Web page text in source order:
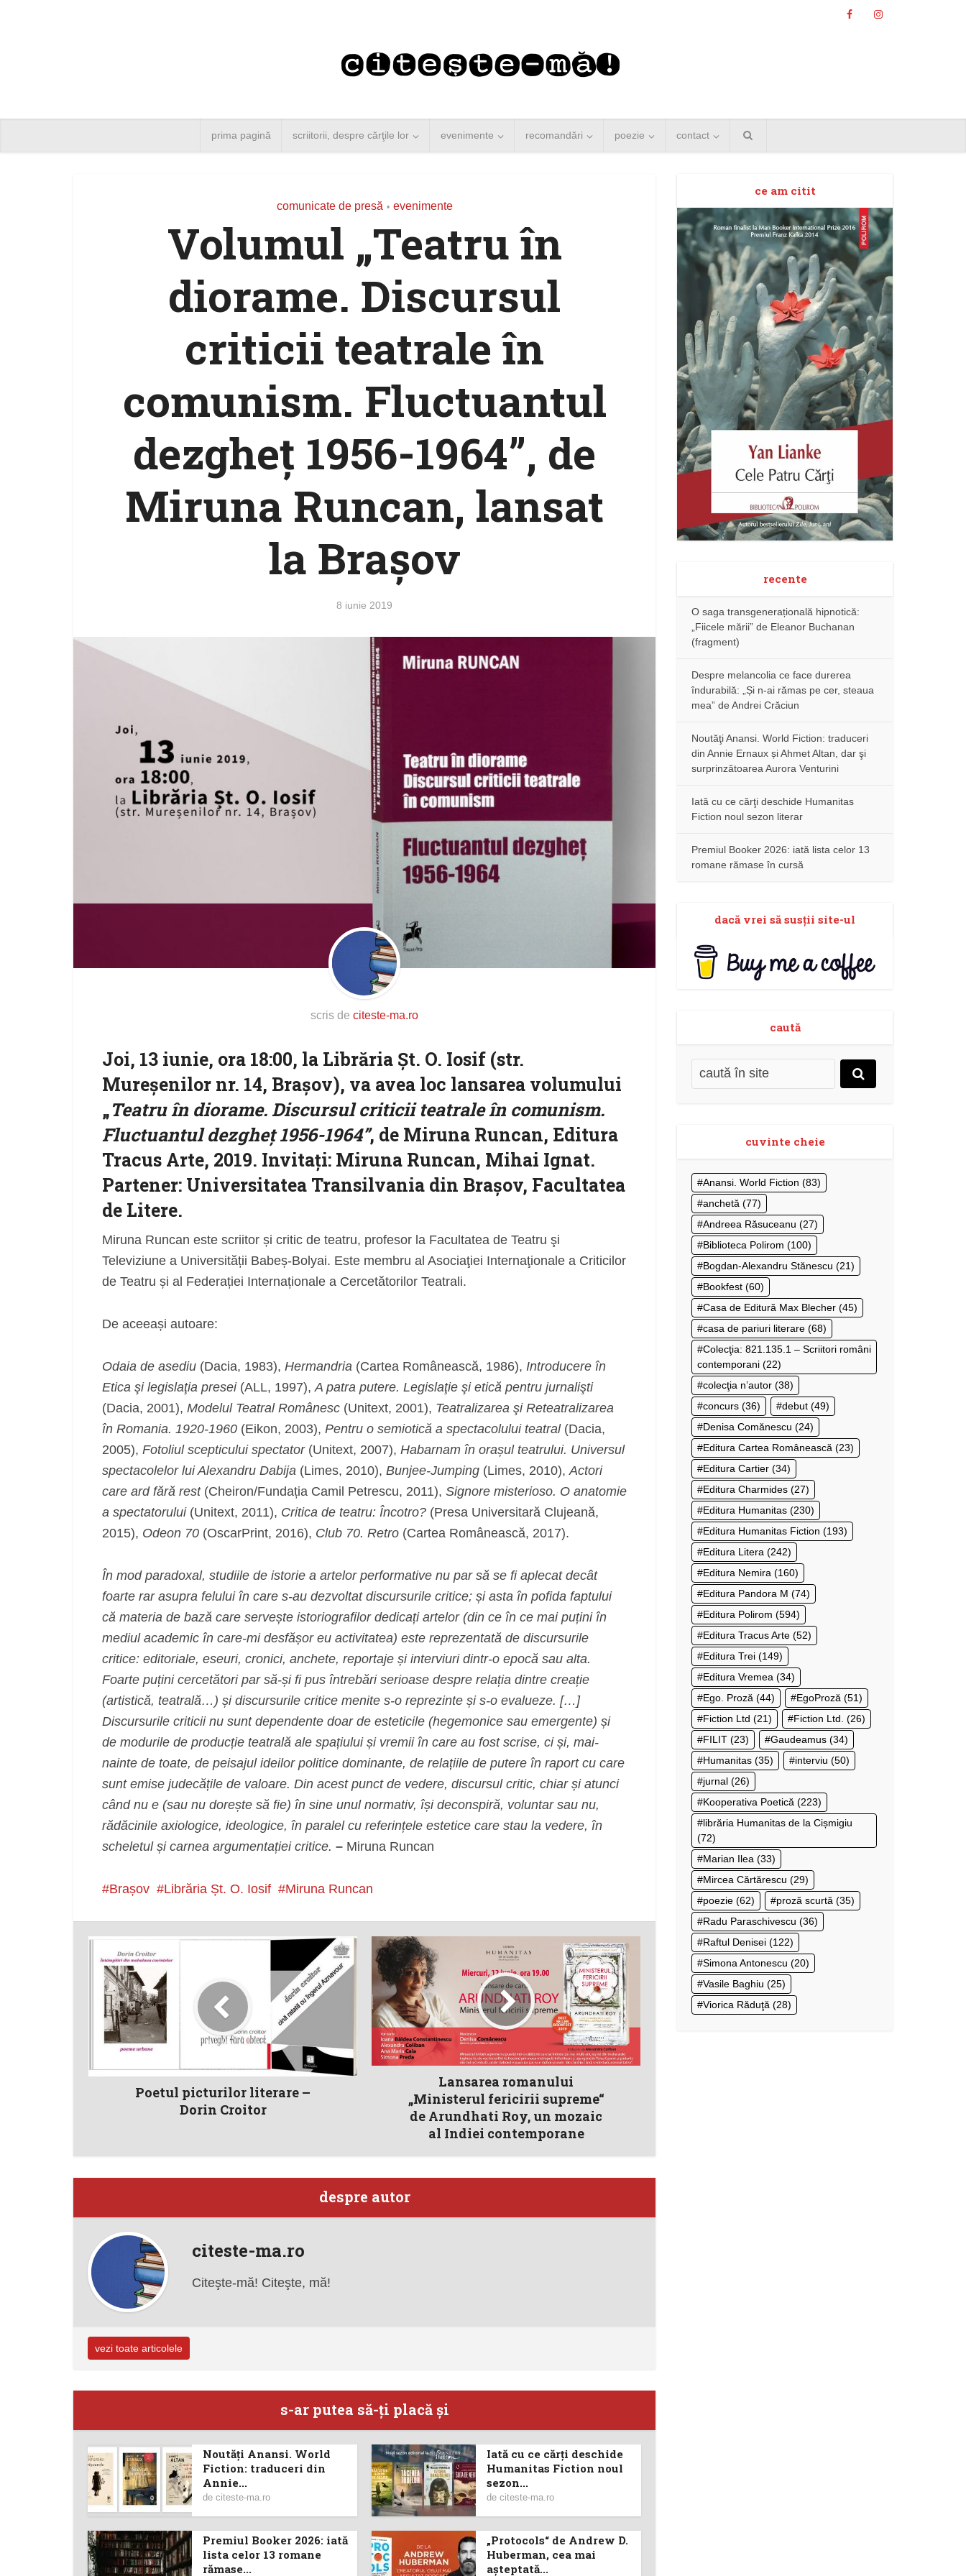
prima pagină scriitorii, despre cărţile lor evenimente recomandări poezie contact
comunicate de presă • evenimente
Volumul „Teatru în
diorame. Discursul
criticii teatrale în
comunism. Fluctuantul
dezgheț 1956-1964”, de
Miruna Runcan, lansat
la Brașov
8 iunie 2019
scris de citeste-ma.ro
Joi, 13 iunie, ora 18:00, la Librăria Șt. O. Iosif (str.
Mureșenilor nr. 14, Brașov), va avea loc lansarea volumului
„Teatru în diorame. Discursul criticii teatrale în comunism.
Fluctuantul dezgheț 1956-1964”, de Miruna Runcan, Editura
Tracus Arte, 2019. Invitați: Miruna Runcan, Mihai Ignat.
Partener: Universitatea Transilvania din Brașov, Facultatea
de Litere.
Miruna Runcan este scriitor și critic de teatru, profesor la Facultatea de Teatru şi
Televiziune a Universității Babeș-Bolyai. Este membru al Asociaţiei Internaţionale a Criticilor
de Teatru și al Federației Internaționale a Cercetătorilor Teatrali.
De aceeași autoare:
Odaia de asediu (Dacia, 1983), Hermandria (Cartea Românească, 1986), Introducere în
Etica şi legislaţia presei (ALL, 1997),A patra putere. Legislaţie şi etică pentru jurnalişti
(Dacia, 2001), Modelul Teatral Românesc (Unitext, 2001), Teatralizarea şi Reteatralizarea
în Romania. 1920-1960 (Eikon, 2003), Pentru o semiotică a spectacolului teatral (Dacia,
2005), Fotoliul scepticului spectator (Unitext, 2007), Habarnam în orașul teatrului. Universul
spectacolelor lui Alexandru Dabija (Limes, 2010), Bunjee-Jumping (Limes, 2010),Actori
care ard fără rest (Cheiron/Fundația Camil Petrescu, 2011), Signore misterioso. O anatomie
a spectatorului (Unitext, 2011), Critica de teatru: Încotro? (Presa Universitară Clujeană,
2015), Odeon 70 (OscarPrint, 2016), Club 70. Retro (Cartea Românească, 2017).
În mod paradoxal, studiile de istorie a artelor performative nu par să se fi aplecat decât
foarte rar asupra felului în care s-au dezvoltat discursurile critice; și asta în pofida faptului
că materia de bază care servește istoriografilor dedicați artelor (din ce în ce mai puțini în
mediul academic în care-mi desfășor eu activitatea) este reprezentată de discursurile
critice: editoriale, eseuri, cronici, anchete, reportaje și interviuri dintr-o epocă sau alta.
Foarte puțini cercetători par să-și fi pus întrebări serioase despre relația dintre creație
(artistică, teatrală…) și discursurile critice menite s-o reprezinte și s-o evalueze. […]
Discursurile criticii nu sunt dependente doar de esteticile (hegemonice sau emergente) și
de modurile de producție teatrală ale spațiului și vremii în care au fost scrise, ci și, mai-
nainte de toate, de peisajul ideilor politice dominante, de relațiile de putere în raport cu care
sunt emise judecățile de valoare. Din acest punct de vedere, discursul critic, chiar și atunci
când nu e (sau nu dorește să fie) în sine unul normativ, își deconspiră, voluntar sau nu,
rădăcinile axiologice, ideologice, în paralel cu referințele estetice care stau la vedere, în
scheletul și carnea argumentației critice. – Miruna Runcan
Brașov Librăria Șt. O. Iosif Miruna Runcan
Poetul picturilor literare –
Dorin Croitor
Lansarea romanului
„Ministerul fericirii supreme“
de Arundhati Roy, un mozaic
al Indiei contemporane
despre autor
citeste-ma.ro
Citeşte-mă! Citeşte, mă!
vezi toate articolele
s-ar putea să-ţi placă şi
Noutăţi Anansi. World
Fiction: traduceri din
Annie...
de citeste-ma.ro
Iată cu ce cărţi deschide
Humanitas Fiction noul
sezon...
de citeste-ma.ro
Premiul Booker 2026: iată
lista celor 13 romane
rămase...
„Protocols“ de Andrew D.
Huberman, cea mai
așteptată...
ce am citit
recente
O saga transgenerațională hipnotică:
„Fiicele mării” de Eleanor Buchanan
(fragment)
Despre melancolia ce face durerea
îndurabilă: „Și n-ai rămas pe cer, steaua
mea” de Andrei Crăciun
Noutăţi Anansi. World Fiction: traduceri
din Annie Ernaux și Ahmet Altan, dar şi
surprinzătoarea Aurora Venturini
Iată cu ce cărţi deschide Humanitas
Fiction noul sezon literar
Premiul Booker 2026: iată lista celor 13
romane rămase în cursă
dacă vrei să susţii site-ul
caută
cuvinte cheie
Anansi. World Fiction (83)
anchetă (77)
Andreea Răsuceanu (27)
Biblioteca Polirom (100)
Bogdan-Alexandru Stănescu (21)
Bookfest (60)
Casa de Editură Max Blecher (45)
casa de pariuri literare (68)
Colecţia: 821.135.1 – Scriitori români
contemporani (22)
colecţia n’autor (38)
concurs (36) debut (49)
Denisa Comănescu (24)
Editura Cartea Românească (23)
Editura Cartier (34)
Editura Charmides (27)
Editura Humanitas (230)
Editura Humanitas Fiction (193)
Editura Litera (242)
Editura Nemira (160)
Editura Pandora M (74)
Editura Polirom (594)
Editura Tracus Arte (52)
Editura Trei (149)
Editura Vremea (34)
Ego. Proză (44) EgoProză (51)
Fiction Ltd (21) Fiction Ltd. (26)
FILIT (23) Gaudeamus (34)
Humanitas (35) interviu (50)
jurnal (26)
Kooperativa Poetică (223)
librăria Humanitas de la Cișmigiu
(72)
Marian Ilea (33)
Mircea Cărtărescu (29)
poezie (62) proză scurtă (35)
Radu Paraschivescu (36)
Raftul Denisei (122)
Simona Antonescu (20)
Vasile Baghiu (25)
Viorica Răduţă (28)